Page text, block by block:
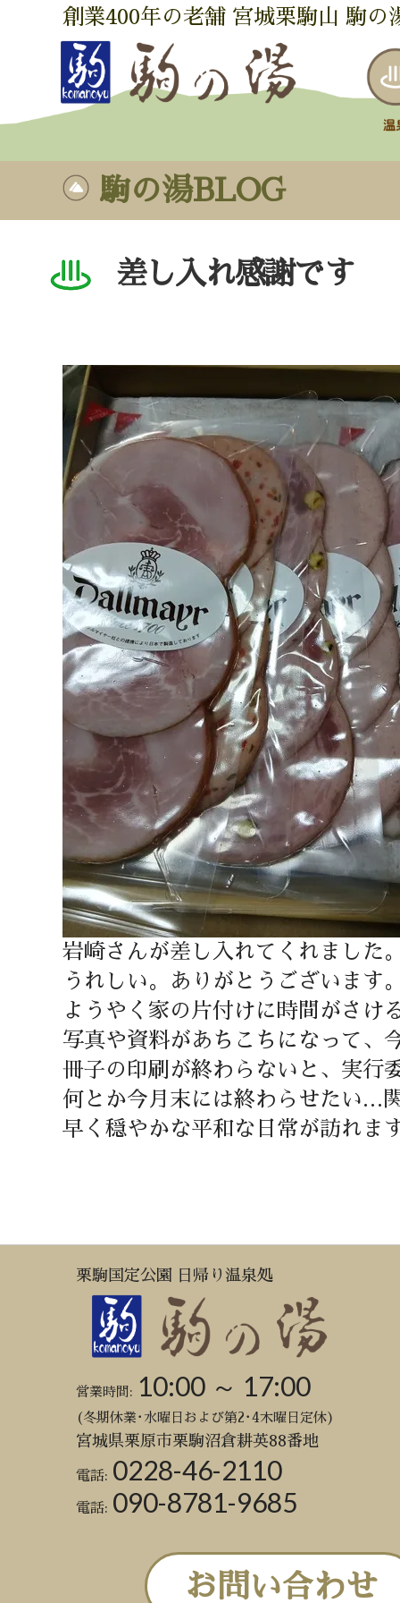
創業400年の老舗 宮城栗駒山 駒の
駒の湯BLOG
差し入れ感謝です
岩崎さんが差し入れてくれました
うれしい。ありがとうございます
ようやく家の片付けに時間がさけ
写真や資料があちこちになって、
冊子の印刷が終わらないと、実行
何とか今月末には終わらせたい…
早く穏やかな平和な日常が訪れま
栗駒国定公園 日帰り温泉処
営業時間: 10:00 ～ 17:00
(冬期休業･水曜日および第2･4木曜日定休)
宮城県栗原市栗駒沼倉耕英88番地
電話: 0228-46-2110
電話: 090-8781-9685
お問い合わせ